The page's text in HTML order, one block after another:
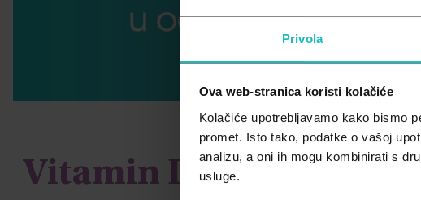
Privola
Ova web-stranica koristi kolačiće
Kolačiće upotrebljavamo kako bismo
promet. Isto tako, podatke o vašoj
analizu, a oni ih mogu kombinirati s
usluge.
Vitamin D